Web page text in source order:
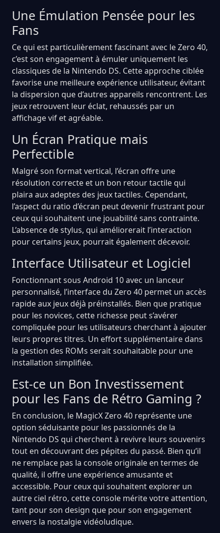
Une Émulation Pensée pour les
Fans
Ce qui est particulièrement fascinant avec le Zero 40,
c’est son engagement à émuler uniquement les
classiques de la Nintendo DS. Cette approche ciblée
favorise une meilleure expérience utilisateur, évitant
la dispersion que d’autres appareils rencontrent. Les
jeux retrouvent leur éclat, rehaussés par un
affichage vif et agréable.
Un Écran Pratique mais
Perfectible
Malgré son format vertical, l’écran offre une
résolution correcte et un bon retour tactile qui
plaira aux adeptes des jeux tactiles. Cependant,
l’aspect du ratio d’écran peut devenir frustrant pour
ceux qui souhaitent une jouabilité sans contrainte.
L’absence de stylus, qui améliorerait l’interaction
pour certains jeux, pourrait également décevoir.
Interface Utilisateur et Logiciel
Fonctionnant sous Android 10 avec un lanceur
personnalisé, l’interface du Zero 40 permet un accès
rapide aux jeux déjà préinstallés. Bien que pratique
pour les novices, cette richesse peut s’avérer
compliquée pour les utilisateurs cherchant à ajouter
leurs propres titres. Un effort supplémentaire dans
la gestion des ROMs serait souhaitable pour une
installation simplifiée.
Est-ce un Bon Investissement
pour les Fans de Rétro Gaming ?
En conclusion, le MagicX Zero 40 représente une
option séduisante pour les passionnés de la
Nintendo DS qui cherchent à revivre leurs souvenirs
tout en découvrant des pépites du passé. Bien qu’il
ne remplace pas la console originale en termes de
qualité, il offre une expérience amusante et
accessible. Pour ceux qui souhaitent explorer un
autre ciel rétro, cette console mérite votre attention,
tant pour son design que pour son engagement
envers la nostalgie vidéoludique.